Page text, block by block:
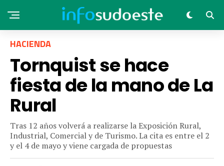
HACIENDA
Tornquist se hace
fiesta de la mano de La
Rural
Tras 12 años volverá a realizarse la Exposición Rural,
Industrial, Comercial y de Turismo. La cita es entre el 2
y el 4 de mayo y viene cargada de propuestas